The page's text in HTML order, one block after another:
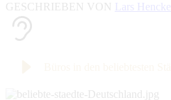
GESCHRIEBEN VON Lars Henckel